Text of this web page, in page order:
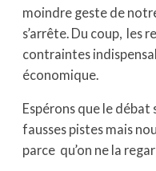
moindre geste de
s’arrête. Du coup, les
contraintes
économique.
Espérons que le
fausses pistes mais
parce qu’on ne la